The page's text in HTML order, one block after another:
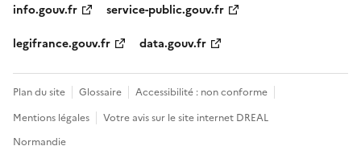
info.gouv.fr
service-public.gouv.fr
legifrance.gouv.fr
data.gouv.fr
Plan du site Glossaire
Accessibilité : non conforme
Mentions légales
Votre avis sur le site internet DREAL
Normandie